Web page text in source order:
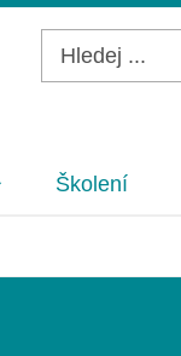
Školení